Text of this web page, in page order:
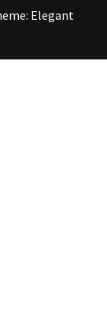
Elegant